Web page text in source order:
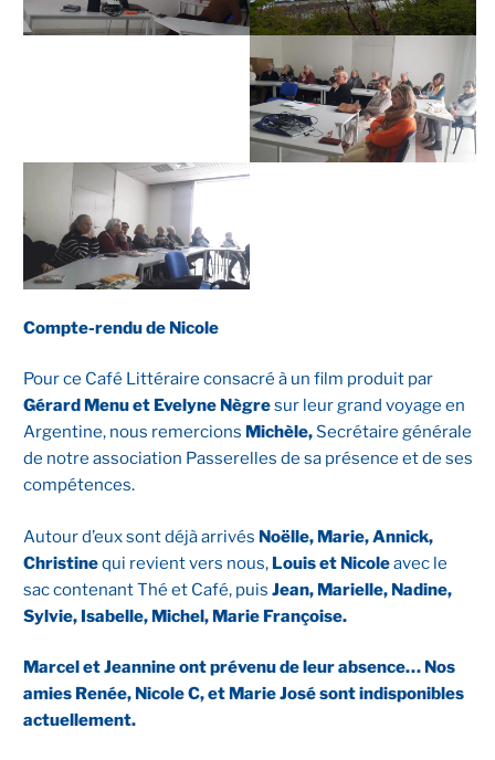
Compte-rendu de Nicole
Pour ce Café Littéraire consacré à un film produit par
Gérard Menu et Evelyne Nègresur leur grand voyage en
Argentine, nous remercions Michèle,Secrétaire générale
de notre association Passerelles de sa présence et de ses
compétences.
Autour d’eux sont déjà arrivés Noëlle, Marie, Annick,
Christinequi revient vers nous, Louis et Nicoleavec le
sac contenant Thé et Café, puisJean, Marielle, Nadine,
Sylvie, Isabelle, Michel, Marie Françoise.
Marcel et Jeannine ont prévenu de leur absence… Nos
amies Renée, Nicole C, et Marie José sont indisponibles
actuellement.